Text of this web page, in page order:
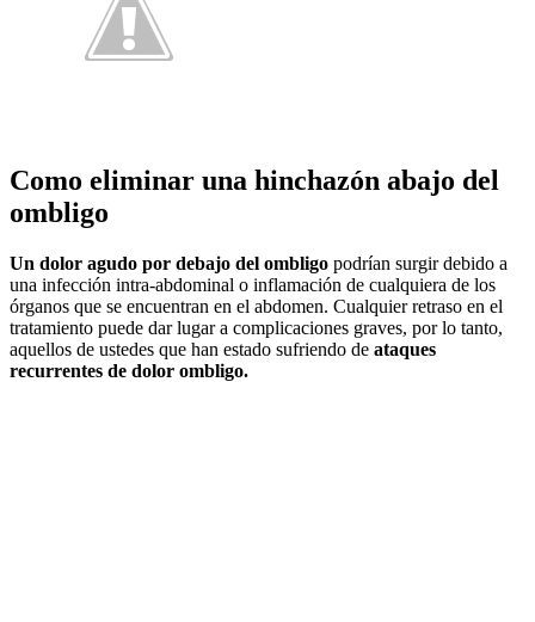
Como eliminar una hinchazón abajo del
ombligo
Un dolor agudo por debajo del ombligo podrían surgir debido a
una infección intra-abdominal o inflamación de cualquiera de los
órganos que se encuentran en el abdomen. Cualquier retraso en el
tratamiento puede dar lugar a complicaciones graves, por lo tanto,
aquellos de ustedes que han estado sufriendo de ataques
recurrentes de dolor ombligo.